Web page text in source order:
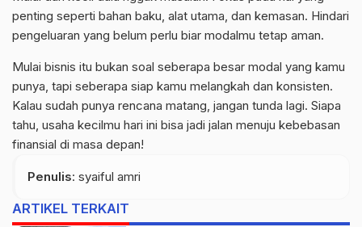
penting seperti bahan baku, alat utama, dan kemasan. Hindari
pengeluaran yang belum perlu biar modalmu tetap aman.
Mulai bisnis itu bukan soal seberapa besar modal yang kamu
punya, tapi seberapa siap kamu melangkah dan konsisten.
Kalau sudah punya rencana matang, jangan tunda lagi. Siapa
tahu, usaha kecilmu hari ini bisa jadi jalan menuju kebebasan
finansial di masa depan!
Penulis: syaiful amri
ARTIKEL TERKAIT